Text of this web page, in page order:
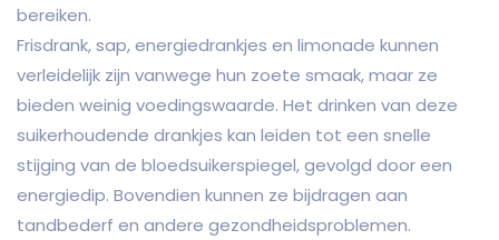
bereiken.
Frisdrank, sap, energiedrankjes en limonade kunnen
verleidelijk zijn vanwege hun zoete smaak, maar ze
bieden weinig voedingswaarde. Het drinken van deze
suikerhoudende drankjes kan leiden tot een snelle
stijging van de bloedsuikerspiegel, gevolgd door een
energiedip. Bovendien kunnen ze bijdragen aan
tandbederf en andere gezondheidsproblemen.